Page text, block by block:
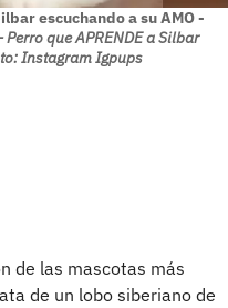
escuchando a su AMO -
Perro que APRENDE a Silbar
Instagram Igpups
de las mascotas más
de un lobo siberiano de